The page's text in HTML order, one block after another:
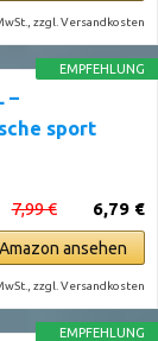
zzgl. Versandkosten
EMPFEHLUNG
–
sport
6,79 €
7,99 €
ansehen
zzgl. Versandkosten
EMPFEHLUNG